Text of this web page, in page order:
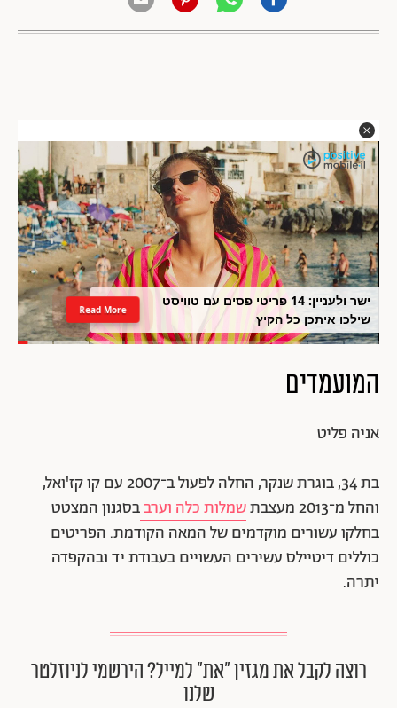
ישר ולעניין: 14 פריטי פסים עם טוויסט
שילכו איתכן כל הקיץ
Read More
המועמדים
אניה פליט
בת 34, בוגרת שנקר, החלה לפעול ב־2007 עם קו קז'ואל,
והחל מ־2013 מעצבת
שמלות כלה וערבבסגנון המצטט
בחלקו עשורים מוקדמים של המאה הקודמת. הפריטים
כוללים דיטיילס עשירים העשויים בעבודת יד ובהקפדה
יתרה.
רוצה לקבל את מגזין ״את״ למייל? הירשמי לניוזלטר
שלנו